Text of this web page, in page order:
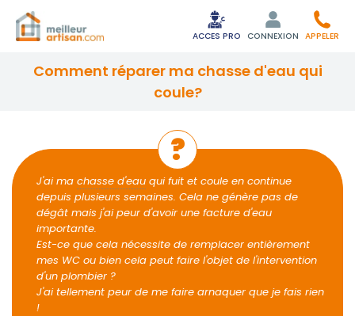
ACCES PRO CONNEXION APPELER
comment réparer ma chasse d'eau qui
coule?
J'ai ma chasse d'eau qui fuit et coule en continue
depuis plusieurs semaines. Cela ne génère pas de
dégât mais j'ai peur d'avoir une facture d'eau
importante.
Est-ce que cela nécessite de remplacer entièrement
mes WC ou bien cela peut faire l'objet de l'intervention
d'un plombier ?
J'ai tellement peur de me faire arnaquer que je fais rien
!